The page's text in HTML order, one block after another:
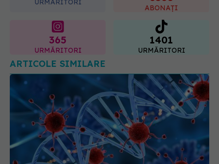
URMĂRITORI
ABONAȚI
365
URMĂRITORI
1401
URMĂRITORI
ARTICOLE SIMILARE